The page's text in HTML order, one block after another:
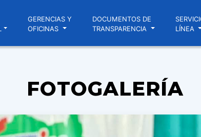
GERENCIAS Y
OFICINAS
DOCUMENTOS DE
TRANSPARENCIA
LÍNEA
FOTOGALERÍA